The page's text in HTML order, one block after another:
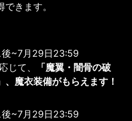
きます。
後~7月29日23:59
じて、
「魔翼・闇骨の破
魔衣装備がもらえます！
後~7月29日23:59